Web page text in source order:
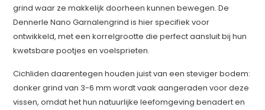
grind waar ze makkelijk doorheen kunnen bewegen. De
Dennerle Nano Garnalengrind is hier specifiek voor
ontwikkeld, met een korrelgrootte die perfect aansluit bij hun
kwetsbare pootjes en voelsprieten.
Cichliden daarentegen houden juist van een steviger bodem:
donker grind van 3-6 mm wordt vaak aangeraden voor deze
vissen, omdat het hun natuurlijke leefomgeving benadert en